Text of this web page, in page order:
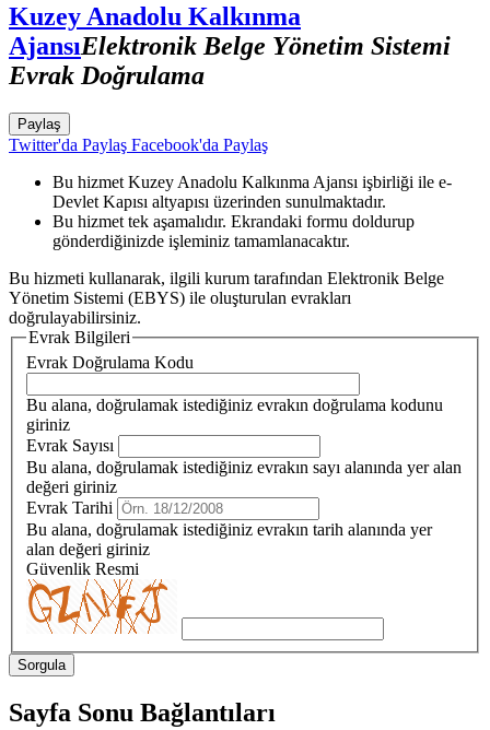
Kuzey Anadolu Kalkınma
AjansıElektronik Belge Yönetim Sistemi
Evrak Doğrulama
Paylaş
Twitter'da Paylaş Facebook'da Paylaş
Bu hizmet Kuzey Anadolu Kalkınma Ajansı işbirliği ile e-
Devlet Kapısı altyapısı üzerinden sunulmaktadır.
Bu hizmet tek aşamalıdır. Ekrandaki formu doldurup
gönderdiğinizde işleminiz tamamlanacaktır.
Bu hizmeti kullanarak, ilgili kurum tarafından Elektronik Belge
Yönetim Sistemi (EBYS) ile oluşturulan evrakları
doğrulayabilirsiniz.
Evrak Bilgileri
Evrak Doğrulama Kodu
Bu alana, doğrulamak istediğiniz evrakın doğrulama kodunu
giriniz
Evrak Sayısı
Bu alana, doğrulamak istediğiniz evrakın sayı alanında yer alan
değeri giriniz
Evrak Tarihi
Bu alana, doğrulamak istediğiniz evrakın tarih alanında yer
alan değeri giriniz
Güvenlik Resmi
Sayfa Sonu Bağlantıları